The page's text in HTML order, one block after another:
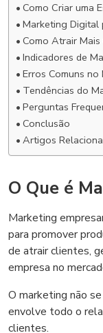
Como Criar uma
Marketing Digital
Como Atrair Mais
Indicadores de
Erros Comuns
Tendências do
Perguntas
Conclusão
Artigos
O Que é
Marketing
para promover
de atrair clientes,
empresa no
O marketing não
envolve todo o
clientes.